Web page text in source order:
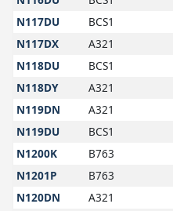
N117DU
BCS1
N117DX
A321
N118DU
BCS1
N118DY
A321
N119DN
A321
N119DU
BCS1
N1200K
B763
N1201P
B763
N120DN
A321